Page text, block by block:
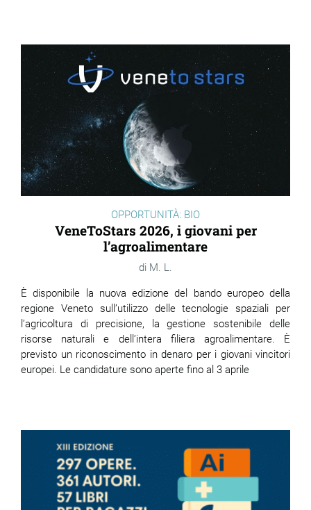
OPPORTUNITÀ: BIO
VeneToStars 2026, i giovani per
l’agroalimentare
M. L.
È disponibile la nuova edizione del bando europeo della
regione Veneto sull’utilizzo delle tecnologie spaziali per
l’agricoltura di precisione, la gestione sostenibile delle
risorse naturali e dell’intera filiera agroalimentare. È
previsto un riconoscimento in denaro per i giovani vincitori
europei. Le candidature sono aperte fino al 3 aprile